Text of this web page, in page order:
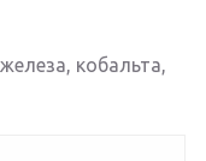
кобальта,